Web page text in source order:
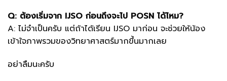
Q: ต้องเริ่มจาก IJSO ก่อนถึงจะไป POSN ได้ไหม?
A: ไม่จำเป็นครับ แต่ถ้าได้เรียน IJSO มาก่อน จะช่วยให้น้อง
เข้าใจภาพรวมของวิทยาศาสตร์มากขึ้นมากเลย
อย่าลืมนะครับ